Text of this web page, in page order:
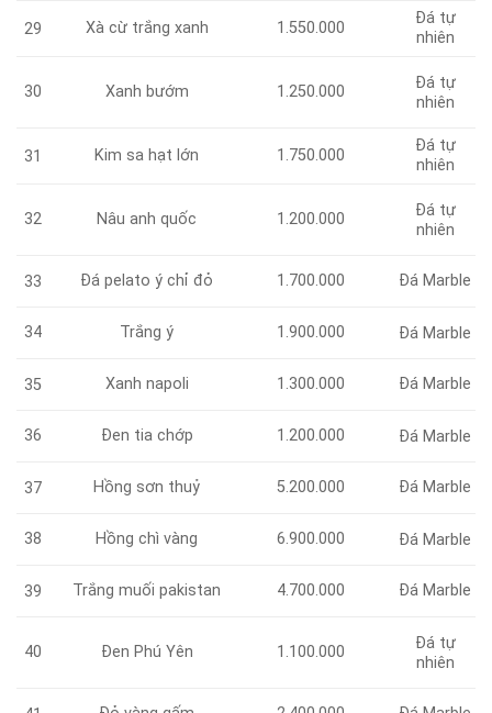
29 Xà cừ trắng xanh 1.550.000
Đá tự
nhiên
30 Xanh bướm 1.250.000
Đá tự
nhiên
31 Kim sa hạt lớn 1.750.000
Đá tự
nhiên
32 Nâu anh quốc 1.200.000
Đá tự
nhiên
33 Đá pelato ý chỉ đỏ 1.700.000 Đá Marble
34 Trắng ý 1.900.000 Đá Marble
35 Xanh napoli 1.300.000 Đá Marble
36 Đen tia chớp 1.200.000 Đá Marble
37 Hồng sơn thuỷ 5.200.000 Đá Marble
38 Hồng chì vàng 6.900.000 Đá Marble
39 Trắng muối pakistan 4.700.000 Đá Marble
40 Đen Phú Yên 1.100.000
Đá tự
nhiên